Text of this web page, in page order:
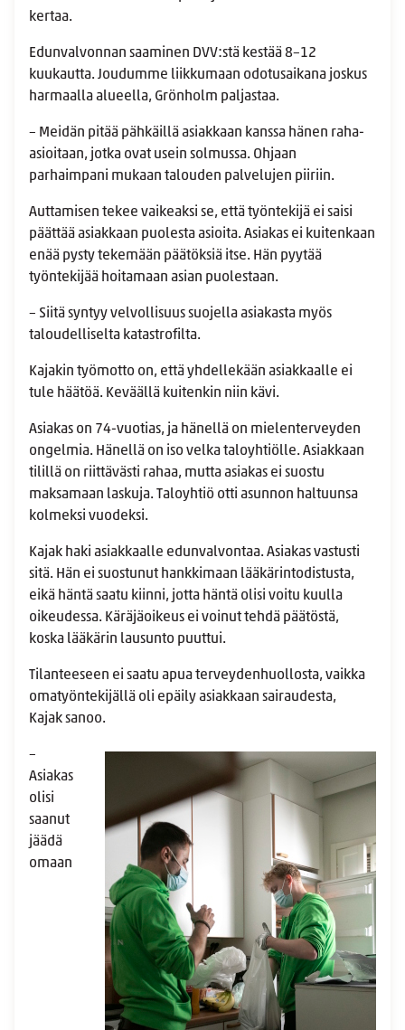
kertaa.
Edunvalvonnan saaminen DVV:stä kestää 8–12
kuukautta. Joudumme liikkumaan odotusaikana joskus
harmaalla alueella, Grönholm paljastaa.
– Meidän pitää pähkäillä asiakkaan kanssa hänen raha-
asioitaan, jotka ovat usein solmussa. Ohjaan
parhaimpani mukaan talouden palvelujen piiriin.
Auttamisen tekee vaikeaksi se, että työntekijä ei saisi
päättää asiakkaan puolesta asioita. Asiakas ei kuitenkaan
enää pysty tekemään päätöksiä itse. Hän pyytää
työntekijää hoitamaan asian puolestaan.
– Siitä syntyy velvollisuus suojella asiakasta myös
taloudelliselta katastrofilta.
Kajakin työmotto on, että yhdellekään asiakkaalle ei
tule häätöä. Keväällä kuitenkin niin kävi.
Asiakas on 74-vuotias, ja hänellä on mielenterveyden
ongelmia. Hänellä on iso velka taloyhtiölle. Asiakkaan
tilillä on riittävästi rahaa, mutta asiakas ei suostu
maksamaan laskuja. Taloyhtiö otti asunnon haltuunsa
kolmeksi vuodeksi.
Kajak haki asiakkaalle edunvalvontaa. Asiakas vastusti
sitä. Hän ei suostunut hankkimaan lääkärintodistusta,
eikä häntä saatu kiinni, jotta häntä olisi voitu kuulla
oikeudessa. Käräjäoikeus ei voinut tehdä päätöstä,
koska lääkärin lausunto puuttui.
Tilanteeseen ei saatu apua terveydenhuollosta, vaikka
omatyöntekijällä oli epäily asiakkaan sairaudesta,
Kajak sanoo.
–
Asiakas
olisi
saanut
jäädä
omaan